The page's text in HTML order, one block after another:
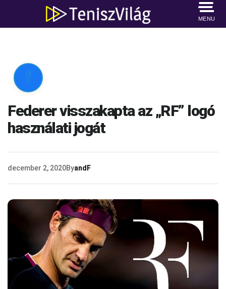
MENU

Federer visszakapta az „RF” logó
használati jogát
december 2, 2020ByandF